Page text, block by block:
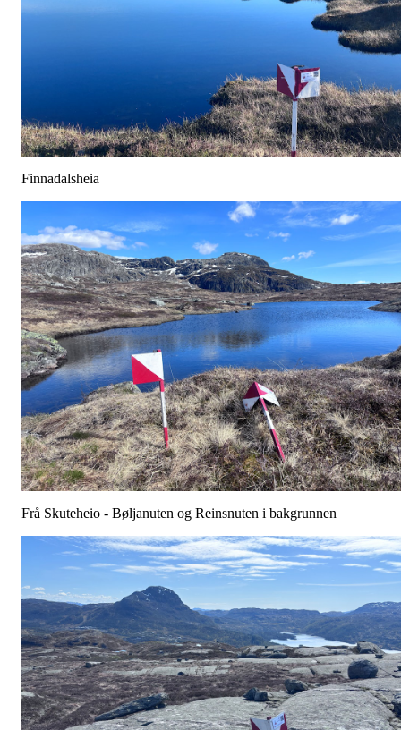
Finnadalsheia
Frå Skuteheio - Bøljanuten og Reinsnuten i bakgrunnen